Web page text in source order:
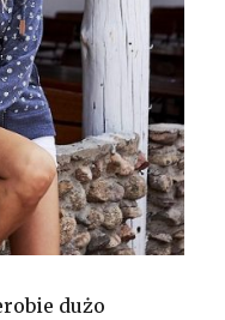
dużo